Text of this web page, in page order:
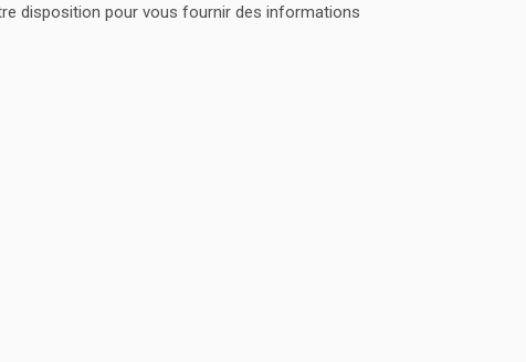
disposition pour vous fournir des informations